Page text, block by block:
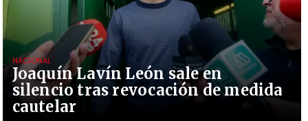
Joaquín Lavín León sale en
silencio tras revocación de medida
cautelar
NACIONAL